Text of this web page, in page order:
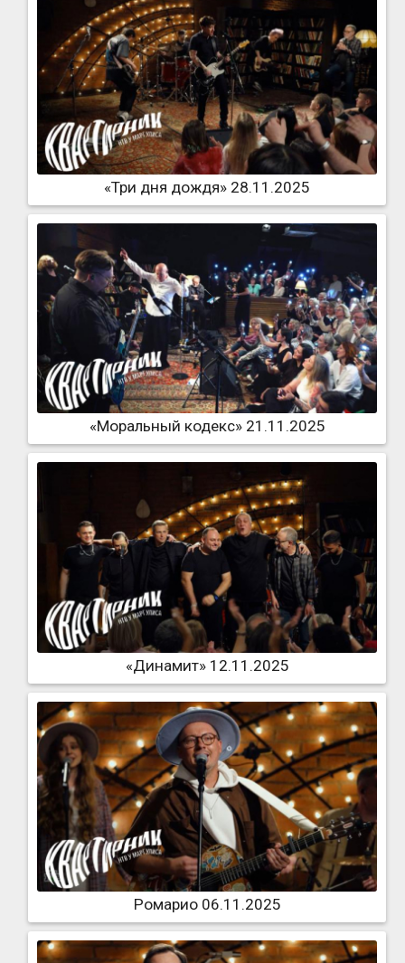
«Три дня дождя» 28.11.2025
«Моральный кодекс» 21.11.2025
«Динамит» 12.11.2025
Ромарио 06.11.2025